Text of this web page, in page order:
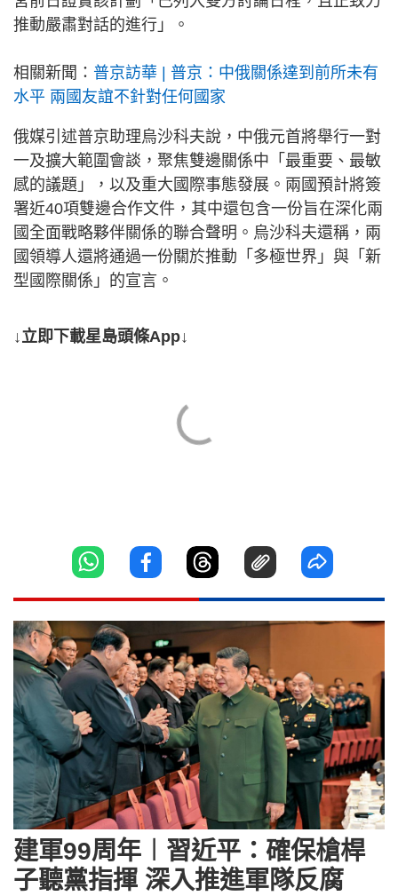
推動嚴肅對話的進行」。
相關新聞： 普京訪華 | 普京：中俄關係達到前所未有
水平 兩國友誼不針對任何國家
俄媒引述普京助理烏沙科夫說，中俄元首將舉行一對
一及擴大範圍會談，聚焦雙邊關係中「最重要、最敏
感的議題」，以及重大國際事態發展。兩國預計將簽
署近40項雙邊合作文件，其中還包含一份旨在深化兩
國全面戰略夥伴關係的聯合聲明。烏沙科夫還稱，兩
國領導人還將通過一份關於推動「多極世界」與「新
型國際關係」的宣言。
↓立即下載星島頭條App↓
建軍99周年︱習近平：確保槍桿
子聽黨指揮 深入推進軍隊反腐